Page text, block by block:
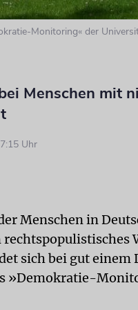
Monitoring« der
Menschen mit
Uhr
Menschen in
rechtspopulistisches
sich bei gut einem
»Demokratie-